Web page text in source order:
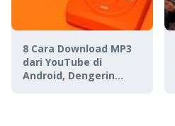
8 Cara Download MP3
dari YouTube di
Android, Dengerin